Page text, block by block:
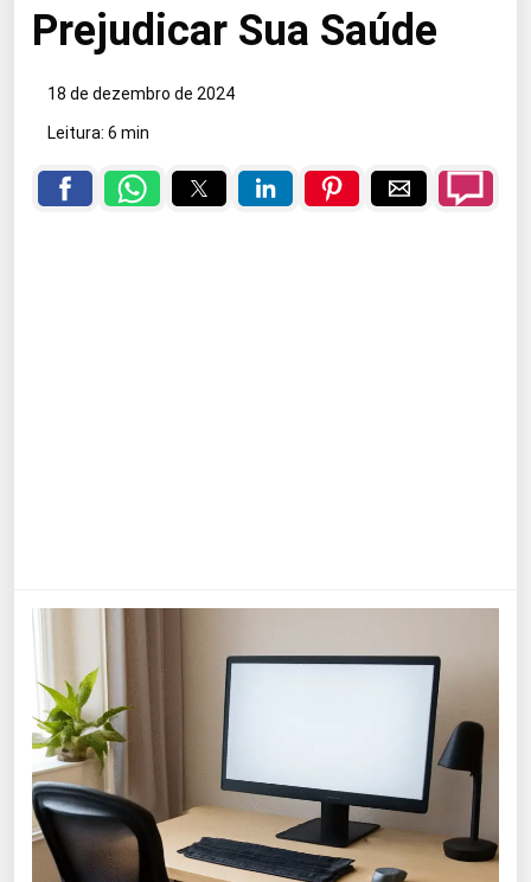
Prejudicar Sua Saúde
18 de dezembro de 2024
Leitura: 6 min